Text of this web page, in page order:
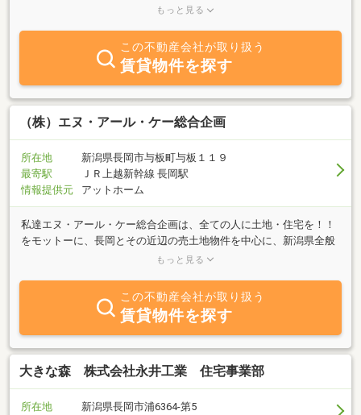
買物件の仲介、住宅の建築のコンサルティングを行っております。
住まいづくりの判断をアシスト致します。また、中古住宅では、見
えない所まで確認し物件の状況をお伝えしています。お客様に最適
な住まい探しを考察し、賃貸・新築・建売り・中古住宅などを取り
扱います。さらには、将来を見据えた資産活用・運用の為の事業用
物件も多数取り扱っています。物件をお探しの際は是非当社までご
相談ください。皆様からのお問合せお待ちしております。
もっと見る
この不動産会社が取り扱う
賃貸物件を探す
（株）エヌ・アール・ケー総合企画
所在地
新潟県長岡市与板町与板１１９
最寄駅
ＪＲ上越新幹線 長岡駅
情報提供元
アットホーム
私達エヌ・アール・ケー総合企画は、全ての人に土地・住宅を！！
をモットーに、長岡とその近辺の売土地物件を中心に、新潟県全般
の良質な物件を取り揃え、お客様の信用を基に全ての不動産取引を
軽にご相談ください。お待ちしております。
もっと見る
この不動産会社が取り扱う
賃貸物件を探す
大きな森 株式会社永井工業 住宅事業部
所在地 新潟県長岡市浦6364-第5